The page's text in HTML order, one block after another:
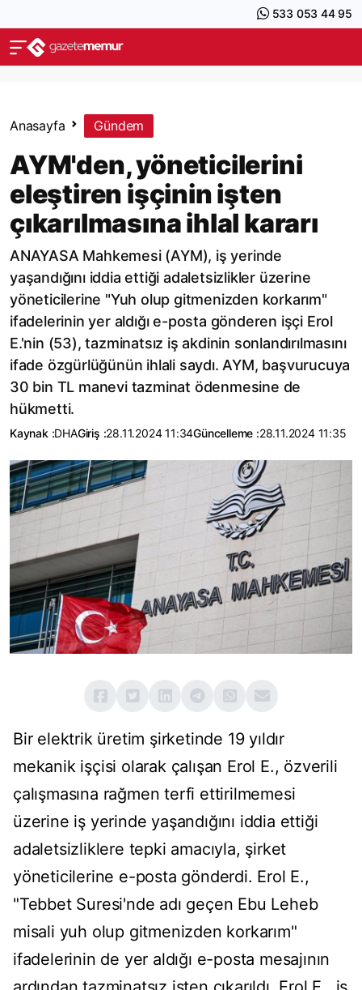
533 053 44 95
Anasayfa Gündem
AYM'den, yöneticilerini
eleştiren işçinin işten
çıkarılmasına ihlal kararı
ANAYASA Mahkemesi (AYM), iş yerinde
yaşandığını iddia ettiği adaletsizlikler üzerine
yöneticilerine "Yuh olup gitmenizden korkarım"
ifadelerinin yer aldığı e-posta gönderen işçi Erol
E.'nin (53), tazminatsız iş akdinin sonlandırılmasını
ifade özgürlüğünün ihlali saydı. AYM, başvurucuya
30 bin TL manevi tazminat ödenmesine de
hükmetti.
Kaynak :DHAGiriş :28.11.2024 11:34Güncelleme :28.11.2024 11:35
Bir elektrik üretim şirketinde 19 yıldır
mekanik işçisi olarak çalışan Erol E., özverili
çalışmasına rağmen terfi ettirilmemesi
üzerine iş yerinde yaşandığını iddia ettiği
adaletsizliklere tepki amacıyla, şirket
yöneticilerine e-posta gönderdi. Erol E.,
"Tebbet Suresi'nde adı geçen Ebu Leheb
misali yuh olup gitmenizden korkarım"
ifadelerinin de yer aldığı e-posta mesajının